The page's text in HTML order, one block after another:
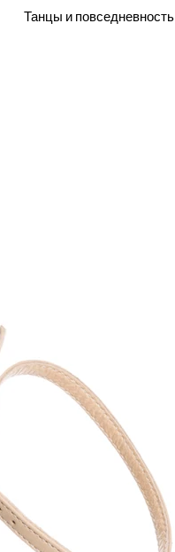
Танцы и повседневность